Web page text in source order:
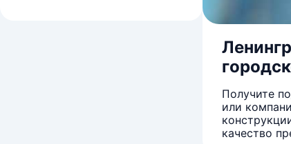
Получите
или
качество